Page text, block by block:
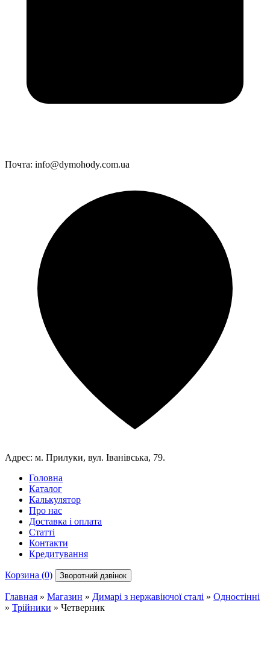
Почта: info@dymohody.com.ua
Адрес: м. Прилуки, вул. Іванівська, 79.
Головна
Каталог
Калькулятор
Про нас
Доставка і оплата
Статті
Контакти
Кредитування
Корзина (0) Зворотний дзвінок
Главная » Магазин » Димарі з нержавіючої сталі » Одностінні
» Трійники » Четверник